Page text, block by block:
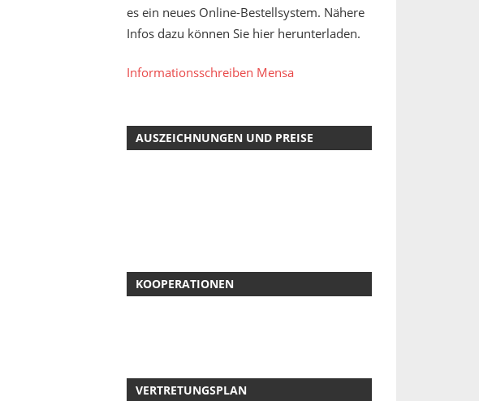
es ein neues Online-Bestellsystem. Nähere
Infos dazu können Sie hier herunterladen.
Informationsschreiben Mensa
AUSZEICHNUNGEN UND PREISE
KOOPERATIONEN
VERTRETUNGSPLAN